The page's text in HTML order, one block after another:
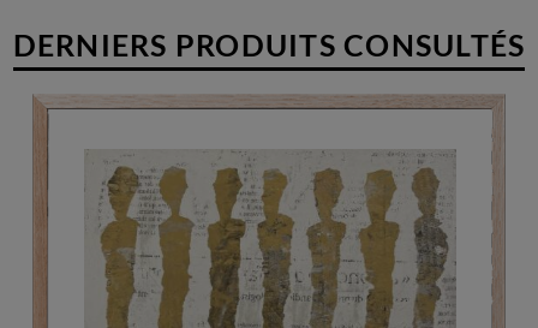
DERNIERS PRODUITS CONSULTÉS